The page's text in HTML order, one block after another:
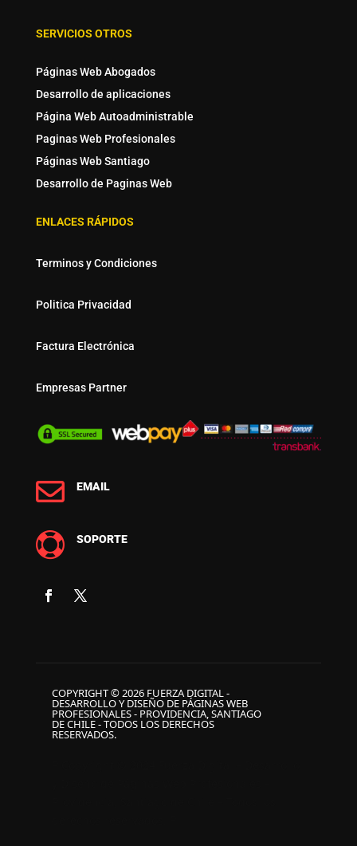
SERVICIOS OTROS
Páginas Web Abogados
Desarrollo de aplicaciones
Página Web Autoadministrable
Paginas Web Profesionales
Páginas Web Santiago
Desarrollo de Paginas Web
ENLACES RÁPIDOS
Terminos y Condiciones
Politica Privacidad
Factura Electrónica
Empresas Partner
 EMAIL
 SOPORTE
COPYRIGHT © 2026 FUERZA DIGITAL -
DESARROLLO Y DISEÑO DE PÁGINAS WEB
PROFESIONALES - PROVIDENCIA, SANTIAGO
DE CHILE - TODOS LOS DERECHOS
RESERVADOS.